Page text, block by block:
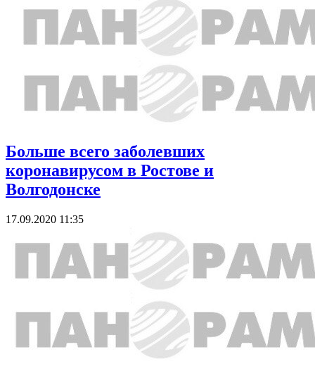
Больше всего заболевших
коронавирусом в Ростове и
Волгодонске
17.09.2020 11:35